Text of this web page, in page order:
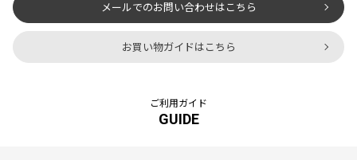
メールでのお問い合わせはこちら
お買い物ガイドはこちら
ご利用ガイド
GUIDE